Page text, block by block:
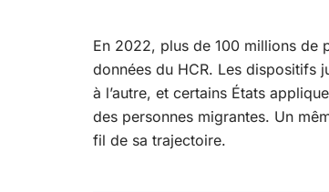
En 2022, plus de 100 millions de
données du HCR. Les dispositifs
à l’autre, et certains États
des personnes migrantes. Un
fil de sa trajectoire.